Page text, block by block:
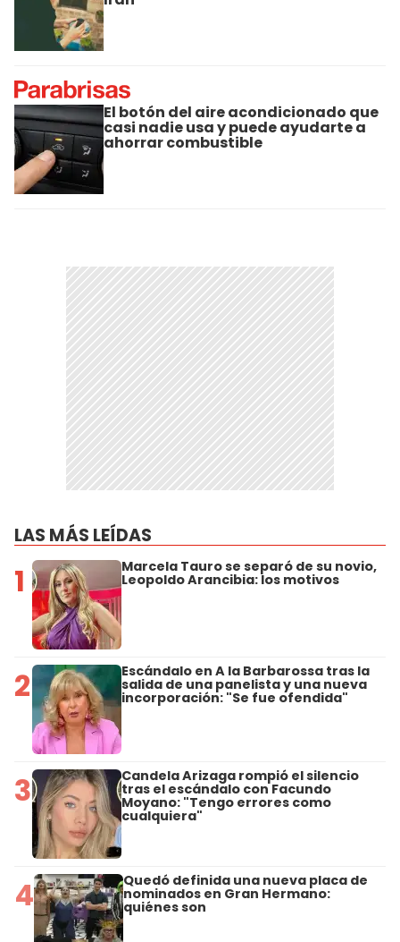
El botón del aire acondicionado que
casi nadie usa y puede ayudarte a
ahorrar combustible
LAS MÁS LEÍDAS
1 Marcela Tauro se separó de su novio,
Leopoldo Arancibia: los motivos
2 Escándalo en A la Barbarossa tras la
salida de una panelista y una nueva
incorporación: "Se fue ofendida"
3 Candela Arizaga rompió el silencio
tras el escándalo con Facundo
Moyano: "Tengo errores como
cualquiera"
4 Quedó definida una nueva placa de
nominados en Gran Hermano:
quiénes son